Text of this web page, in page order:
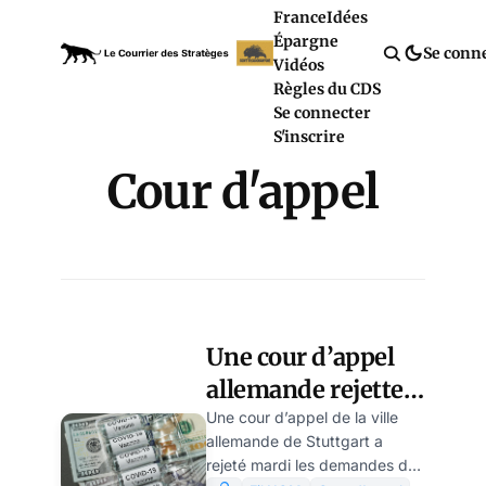
FranceIdées
Épargne
Vidéos
Règles du CDS
Se connecter
S'inscrire
Se
Cour d'appel
Une cour d’appel
allemande rejette
les plaintes d’une
victime du vaccin
Une cour d’appel de la ville
allemande de Stuttgart a
rejeté mardi les demandes de